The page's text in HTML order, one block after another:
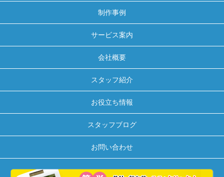
制作事例
サービス案内
会社概要
スタッフ紹介
お役立ち情報
スタッフブログ
お問い合わせ